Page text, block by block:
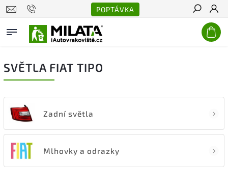
POPTÁVKA
Hledat
SVĚTLA FIAT TIPO
Zadní světla
Mlhovky a odrazky